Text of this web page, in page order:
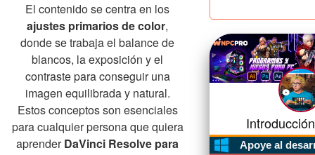
El contenido se centra en los
ajustes primarios de color,
donde se trabaja el balance de
blancos, la exposición y el
contraste para conseguir una
imagen equilibrada y natural.
Estos conceptos son esenciales
para cualquier persona que quiera
aprenderDaVinci Resolve para
Apoye al